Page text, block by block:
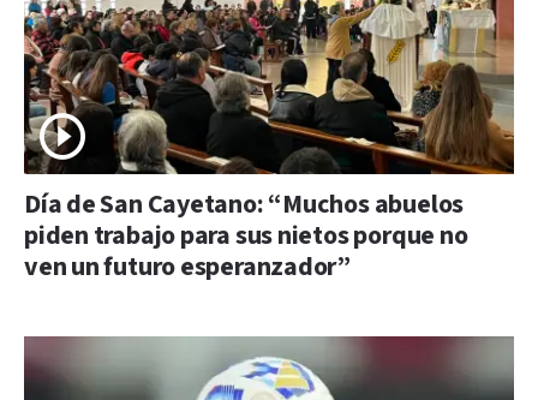
Día de San Cayetano: “Muchos abuelos
piden trabajo para sus nietos porque no
ven un futuro esperanzador”